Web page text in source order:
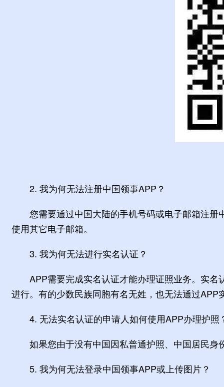
2. 我为何无法注册中国领事APP？
您需要通过中国大陆的手机号码或电子邮箱注册
使用其它电子邮箱。
3. 我为何无法进行实名认证？
APP需要完成实名认证才能办理证照业务。实名
进行。有的少数民族同胞有名无姓，也无法通过
4. 无法实名认证的申请人如何使用APP办理护照
如果您由于没有中国因私普通护照、中国居民身
5. 我为何无法登录中国领事APP或上传图片？